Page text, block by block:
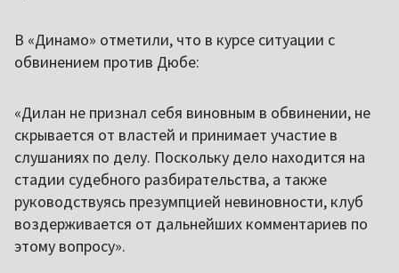
В «Динамо» отметили, что в курсе ситуации с
обвинением против Дюбе:
«Дилан не признал себя виновным в обвинении, не
скрывается от властей и принимает участие в
слушаниях по делу. Поскольку дело находится на
стадии судебного разбирательства, а также
руководствуясь презумпцией невиновности, клуб
воздерживается от дальнейших комментариев по
этому вопросу».